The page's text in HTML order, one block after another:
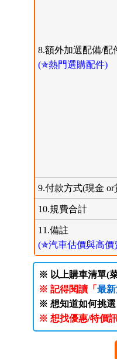
8.額外加選配備/配
(✯熱門選購配件)
9.付款方式(現金 or
10.規費合計
11.備註
(✯汽車估價與高價
※ 以上購車清單(
※ 記得閱讀「 最
※ 想知道如何挑
※ 想找優惠/特價